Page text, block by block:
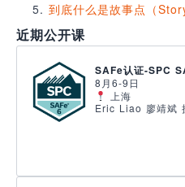
到底什么是故事点（
近期公开课
SAFe认证-SPC
8月6-9日
上海
Eric Liao 廖靖斌